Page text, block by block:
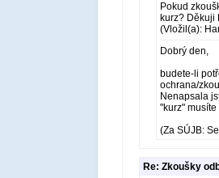
Pokud
kurz? Děkuji
(Vložil(a):
Dobrý den,
budete-li
ochrana/
Nenapsala
"kurz"
(Za SÚJB:
Re: Zkoušky